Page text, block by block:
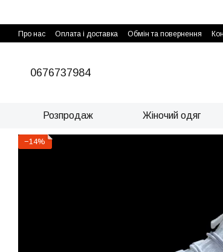
Про нас Оплата і доставка Обмін та повернення
0676737984
Розпродаж Жіночий одяг
−14%